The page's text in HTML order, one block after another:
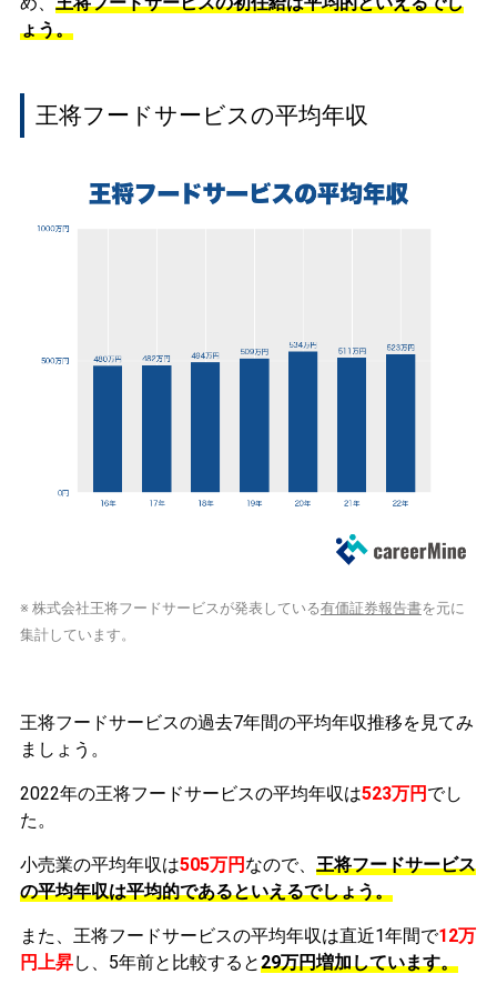
ょう。
王将フードサービスの平均年収
※ 株式会社王将フードサービスが発表している有価証券報告書を元に
集計しています。
王将フードサービスの過去7年間の平均年収推移を見てみ
ましょう。
2022年の王将フードサービスの平均年収は523万円 でし
た。
小売業の平均年収は505万円 なので、 王将フードサービス
の平均年収は平均的であるといえるでしょう。
また、王将フードサービスの平均年収は直近1年間で12万
円上昇し、5年前と比較すると29万円増加しています。